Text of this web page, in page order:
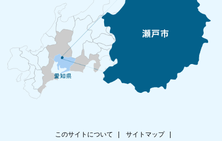
このサイトについて サイトマップ